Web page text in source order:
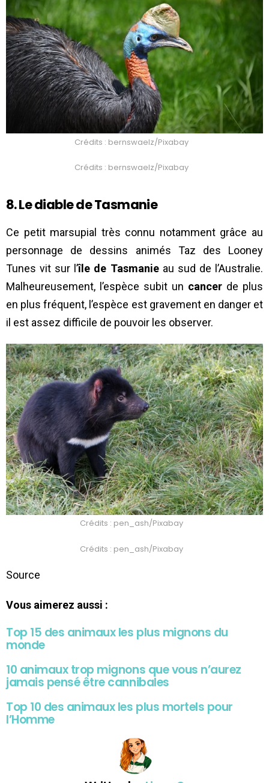
Crédits : bernswaelz/Pixabay
Crédits : bernswaelz/Pixabay
8. Le diable de Tasmanie
Ce petit marsupial très connu notamment grâce au
personnage de dessins animés Taz des Looney
Tunes vit sur l’île de Tasmanieau sud de l’Australie.
Malheureusement, l’espèce subit un cancer de plus
en plus fréquent, l’espèce est gravement en danger et
il est assez difficile de pouvoir les observer.
Crédits : pen_ash/Pixabay
Crédits : pen_ash/Pixabay
Source
Vous aimerez aussi :
Top 15 des animaux les plus mignons du
monde
10 animaux trop mignons que vous n’aurez
jamais pensé être cannibales
Top 10 des animaux les plus mortels pour
l’Homme